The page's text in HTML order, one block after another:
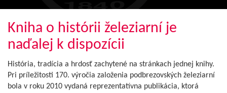
Kniha o histórii železiarní je
naďalej k dispozícii
História, tradícia a hrdosť zachytené na stránkach jednej knihy.
Pri príležitosti 170. výročia založenia podbrezovských železiarní
bola v roku 2010 vydaná reprezentatívna publikácia, ktorá